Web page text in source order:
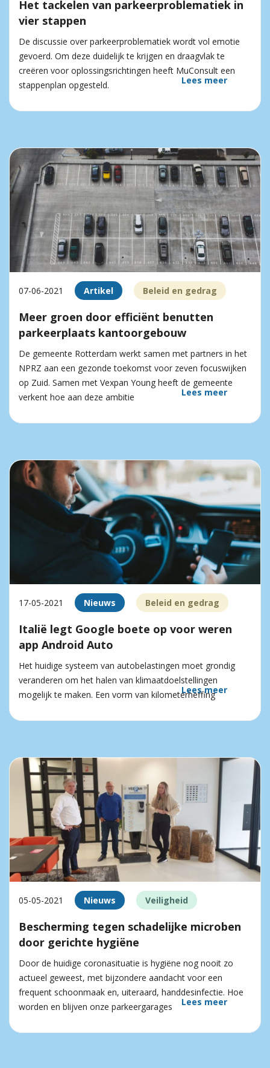
Het tackelen van parkeer­problematiek in
vier stappen
De discussie over parkeerproblematiek wordt vol emotie
gevoerd. Om deze duidelijk te krijgen en draagvlak te
creëren voor oplossingsrichtingen heeft MuConsult een
stappenplan opgesteld.
Lees meer
07-06-2021 Artikel Beleid en gedrag
Meer groen door efficiënt benutten
parkeerplaats kantoorgebouw
De gemeente Rotterdam werkt samen met partners in het
NPRZ aan een gezonde toekomst voor zeven focuswijken
op Zuid. Samen met Vexpan Young heeft de gemeente
verkent hoe aan deze ambitie
Lees meer
17-05-2021 Nieuws Beleid en gedrag
Italië legt Google boete op voor weren
app Android Auto
Het huidige systeem van autobelastingen moet grondig
veranderen om het halen van klimaatdoelstellingen
mogelijk te maken. Een vorm van kilometerheffing
Lees meer
05-05-2021 Nieuws Veiligheid
Bescherming tegen schadelijke microben
door gerichte hygiëne
Door de huidige coronasituatie is hygiëne nog nooit zo
actueel geweest, met bijzondere aandacht voor een
frequent schoonmaak en, uiteraard, handdesinfectie. Hoe
worden en blijven onze parkeergarages
Lees meer